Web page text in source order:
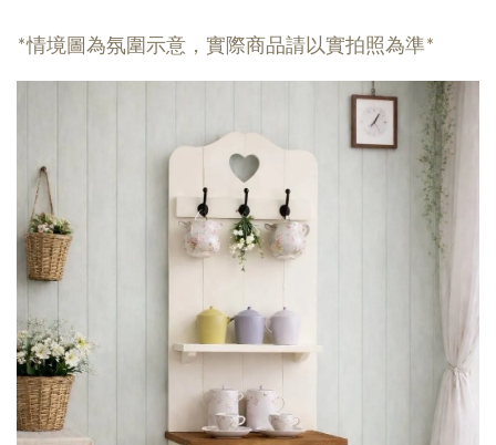
*情境圖為氛圍示意，實際商品請以實拍照為準*